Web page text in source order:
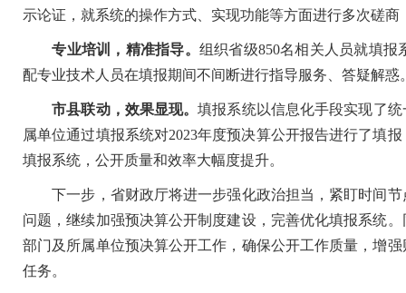
示论证，就系统的操作方式、实现功能等方面进行多次磋
专业培训，精准指导。 组织省级850名相关人员就填
配专业技术人员在填报期间不间断进行指导服务、答疑解惑
市县联动，效果显现。填报系统以信息化手段实现了
属单位通过填报系统对2023年度预决算公开报告进行了填
填报系统，公开质量和效率大幅度提升。
下一步，省财政厅将进一步强化政治担当，紧盯时间节
问题，继续加强预决算公开制度建设，完善优化填报系统
部门及所属单位预决算公开工作，确保公开工作质量，增
任务。